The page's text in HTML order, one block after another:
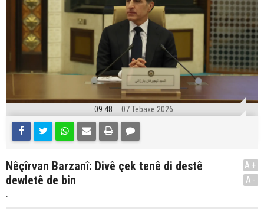
09:48 07 Tebaxe 2026
Nêçîrvan Barzanî: Divê çek tenê di destê
dewletê de bin
.
A+
A-